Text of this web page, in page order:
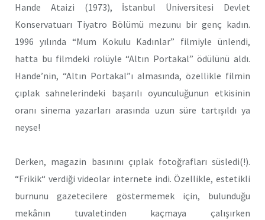
Hande Ataizi (1973), İstanbul Üniversitesi Devlet
Konservatuarı Tiyatro Bölümü mezunu bir genç kadın.
1996 yılında “Mum Kokulu Kadınlar” filmiyle ünlendi,
hatta bu filmdeki rolüyle “Altın Portakal” ödülünü aldı.
Hande’nin, “Altın Portakal”ı almasında, özellikle filmin
çıplak sahnelerindeki başarılı oyunculuğunun etkisinin
oranı sinema yazarları arasında uzun süre tartışıldı ya
neyse!
Derken, magazin basınını çıplak fotoğrafları süsledi(!).
“Frikik“ verdiği videolar internete indi. Özellikle, estetikli
burnunu gazetecilere göstermemek için, bulunduğu
mekânın tuvaletinden kaçmaya çalışırken